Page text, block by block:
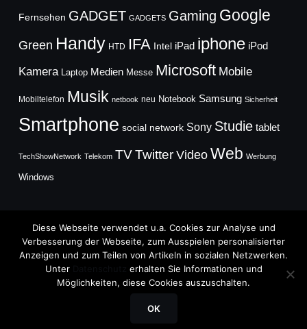
Fernsehen GADGET GADGETS Gaming Google
Green Handy HTD IFA Intel iPad iphone iPod
Kamera Laptop Medien Messe Microsoft Mobile
Mobiltelefon Musik netbook neu Notebook Samsung Sicherheit
Smartphone social network Sony Studie tablet
TechShowNetwork Telekom TVTwitter Video Web Werbung
Windows
Copyright © 2026
TechFieber Blog
Diese Webseite verwendet u.a. Cookies zur Analyse und
Verbesserung der Webseite, zum Ausspielen personalisierter
Anzeigen und zum Teilen von Artikeln in sozialen Netzwerken.
Unter
erhalten Sie Informationen und
Möglichkeiten, diese Cookies auszuschalten.
OK